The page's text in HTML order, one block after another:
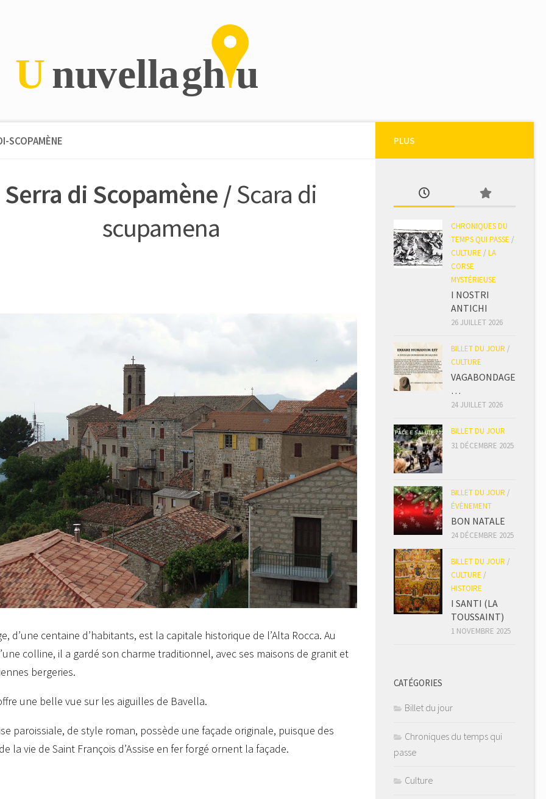
SCOPAMÈNE
Serra di Scopamène /Scara di
scupamena
d’une centaine d’habitants, est la capitale historique de l’Alta Rocca. Au
colline, il a gardé son charme traditionnel, avec ses maisons de granit et
bergeries.
une belle vue sur les aiguilles de Bavella.
paroissiale, de style roman, possède une façade originale, puisque des
la vie de Saint François d’Assise en fer forgé ornent la façade.
PLUS
CHRONIQUES DU
TEMPS QUI PASSE /
CULTURE / LA
CORSE
MYSTÉRIEUSE
I NOSTRI
ANTICHI
26 JUILLET 2026
BILLET DU JOUR /
CULTURE
VAGABONDAGE
…
24 JUILLET 2026
BILLET DU JOUR
31 DÉCEMBRE 2025
BILLET DU JOUR /
ÉVÈNEMENT
BON NATALE
24 DÉCEMBRE 2025
BILLET DU JOUR /
CULTURE /
HISTOIRE
I SANTI (LA
TOUSSAINT)
1 NOVEMBRE 2025
CATÉGORIES
Billet du jour
Chroniques du temps qui
passe
Culture